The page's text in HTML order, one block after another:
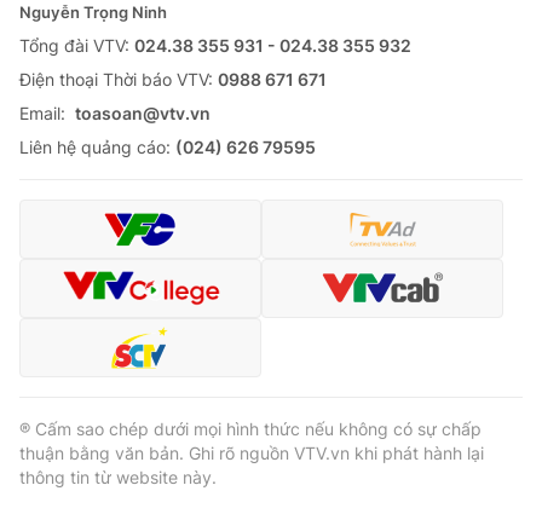
Nguyễn Trọng Ninh
Tổng đài VTV: 024.38 355 931 - 024.38 355 932
Ðiện thoại Thời báo VTV: 0988 671 671
Email: toasoan@vtv.vn
Liên hệ quảng cáo: (024) 626 79595
® Cấm sao chép dưới mọi hình thức nếu không có sự chấp
thuận bằng văn bản. Ghi rõ nguồn VTV.vn khi phát hành lại
thông tin từ website này.